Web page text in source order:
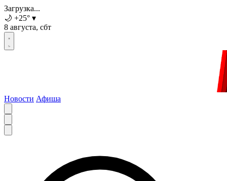
Загрузка...
🌙 +25° ▾
8 августа, сбт
Новости Афиша